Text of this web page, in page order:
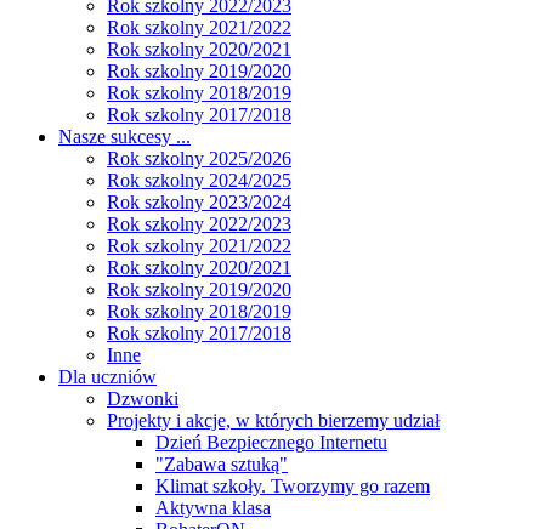
Rok szkolny 2022/2023
Rok szkolny 2021/2022
Rok szkolny 2020/2021
Rok szkolny 2019/2020
Rok szkolny 2018/2019
Rok szkolny 2017/2018
Nasze sukcesy ...
Rok szkolny 2025/2026
Rok szkolny 2024/2025
Rok szkolny 2023/2024
Rok szkolny 2022/2023
Rok szkolny 2021/2022
Rok szkolny 2020/2021
Rok szkolny 2019/2020
Rok szkolny 2018/2019
Rok szkolny 2017/2018
Inne
Dla uczniów
Dzwonki
Projekty i akcje, w których bierzemy udział
Dzień Bezpiecznego Internetu
"Zabawa sztuką"
Klimat szkoły. Tworzymy go razem
Aktywna klasa